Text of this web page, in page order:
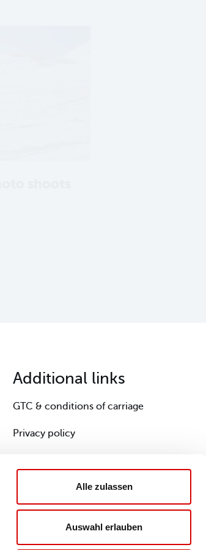
Alle zulassen
Auswahl erlauben
Additional links
GTC & conditions of carriage
Privacy policy
Declaration on accessibility
Site notice